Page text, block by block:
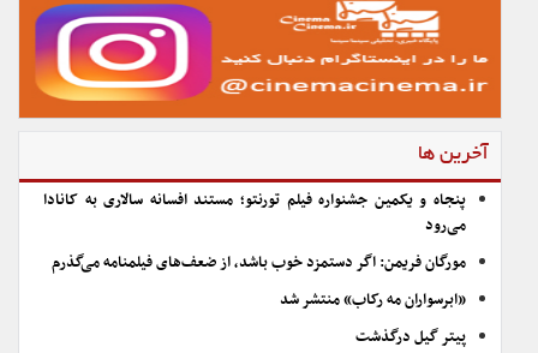
آخرین ها
پنجاه و یکمین جشنواره فیلم تورنتو؛ مستند افسانه سالاری به کانادا
می‌رود
مورگان فریمن: اگر دستمزد خوب باشد، از ضعف‌های فیلمنامه می‌گذرم
«ابرسواران مه رکاب» منتشر شد
پیتر گیل درگذشت